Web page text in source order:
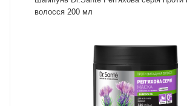
волосся 200 мл